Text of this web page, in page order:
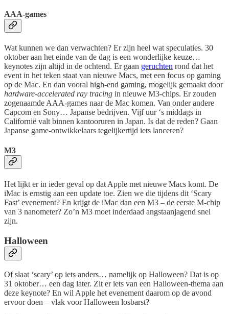
AAA-games
Wat kunnen we dan verwachten? Er zijn heel wat speculaties. 30
oktober aan het einde van de dag is een wonderlijke keuze…
keynotes zijn altijd in de ochtend. Er gaan geruchten rond dat het
event in het teken staat van nieuwe Macs, met een focus op gaming
op de Mac. En dan vooral high-end gaming, mogelijk gemaakt door
hardware-accelerated ray tracing in nieuwe M3-chips. Er zouden
zogenaamde AAA-games naar de Mac komen. Van onder andere
Capcom en Sony… Japanse bedrijven. Vijf uur ‘s middags in
Californië valt binnen kantooruren in Japan. Is dat de reden? Gaan
Japanse game-ontwikkelaars tegelijkertijd iets lanceren?
M3
Het lijkt er in ieder geval op dat Apple met nieuwe Macs komt. De
iMac is ernstig aan een update toe. Zien we die tijdens dit ‘Scary
Fast’ evenement? En krijgt de iMac dan een M3 – de eerste M-chip
van 3 nanometer? Zo’n M3 moet inderdaad angstaanjagend snel
zijn.
Halloween
Of slaat ‘scary’ op iets anders… namelijk op Halloween? Dat is op
31 oktober… een dag later. Zit er iets van een Halloween-thema aan
deze keynote? En wil Apple het evenement daarom op de avond
ervoor doen – vlak voor Halloween losbarst?